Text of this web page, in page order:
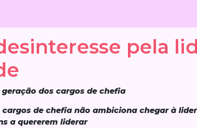
pela
dos cargos de chefia
de chefia não ambiciona chegar à
a quererem liderar